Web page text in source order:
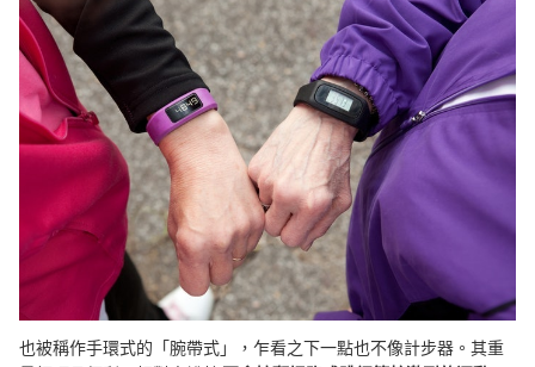
也被稱作手環式的「腕帶式」，乍看之下一點也不像計步器。其重